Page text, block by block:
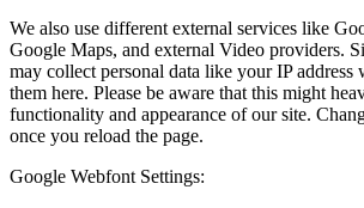
We also use different external services like
Google Maps, and external Video providers.
may collect personal data like your IP
them here. Please be aware that this might
functionality and appearance of our site.
once you reload the page.
Google Webfont Settings: